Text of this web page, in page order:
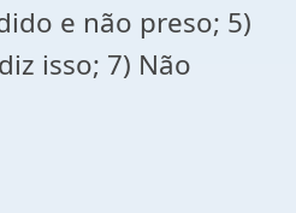
e não preso; 5)
isso; 7) Não